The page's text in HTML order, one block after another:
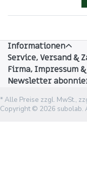
Informationen
Service, Versand &
Firma, Impressum
Newsletter
* Alle Preise zzgl. MwSt.,
Copyright © 2026 subolab.